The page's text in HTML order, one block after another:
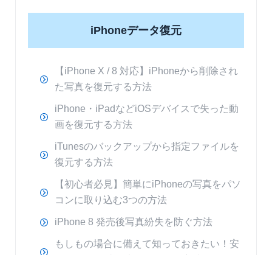
iPhoneデータ復元
【iPhone X / 8 対応】iPhoneから削除され
た写真を復元する方法
iPhone・iPadなどiOSデバイスで失った動
画を復元する方法
iTunesのバックアップから指定ファイルを
復元する方法
【初心者必見】簡単にiPhoneの写真をパソ
コンに取り込む3つの方法
iPhone 8 発売後写真紛失を防ぐ方法
もしもの場合に備えて知っておきたい！安